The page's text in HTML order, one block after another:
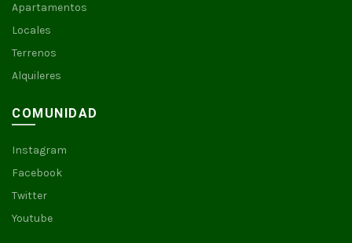
Apartamentos
Locales
Terrenos
Alquileres
COMUNIDAD
Instagram
Facebook
Twitter
Youtube